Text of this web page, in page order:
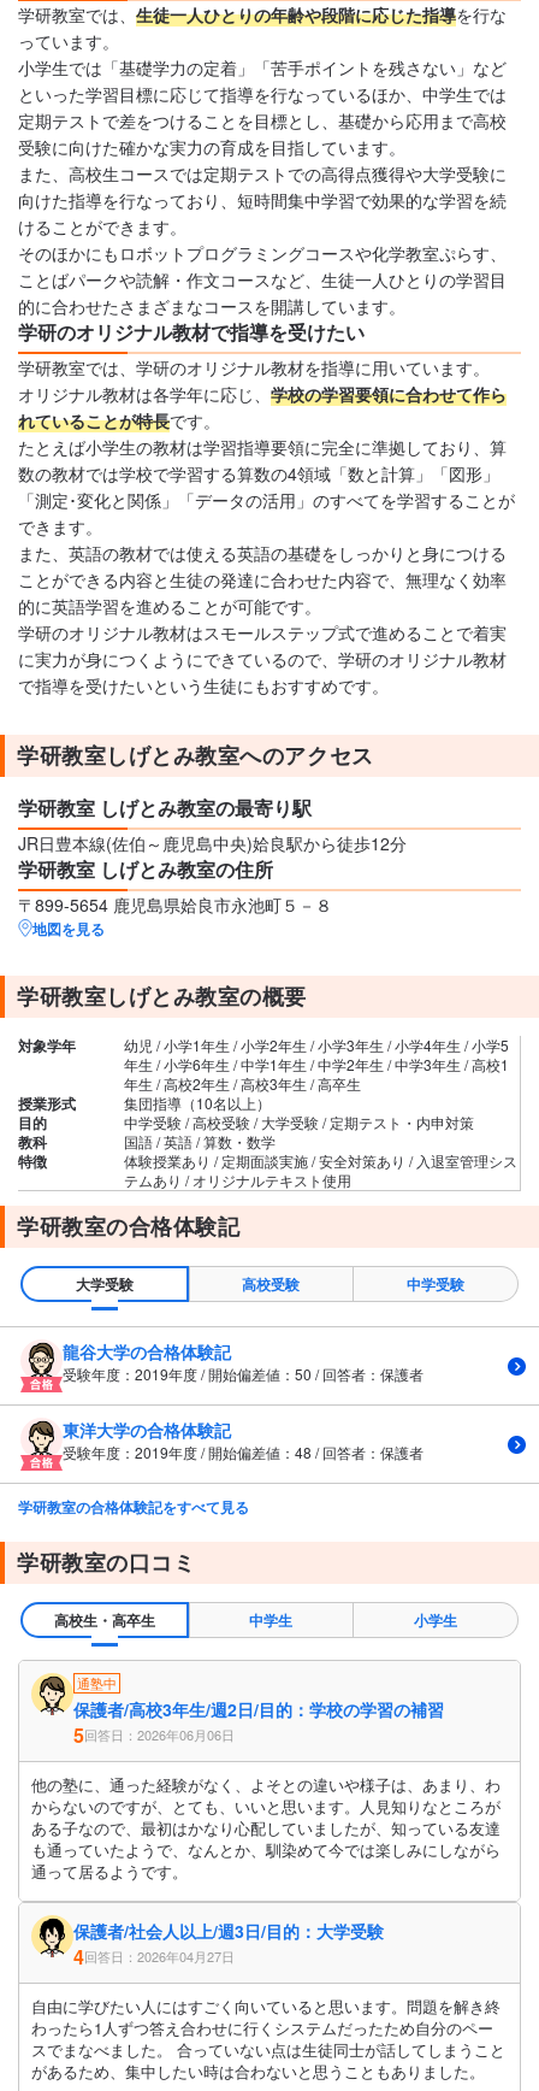
学研教室では、 生徒一人ひとりの年齢や段階に応じた指導を行な
っています。
小学生では「基礎学力の定着」「苦手ポイントを残さない」など
といった学習目標に応じて指導を行なっているほか、中学生では
定期テストで差をつけることを目標とし、基礎から応用まで高校
受験に向けた確かな実力の育成を目指しています。
また、高校生コースでは定期テストでの高得点獲得や大学受験に
向けた指導を行なっており、短時間集中学習で効果的な学習を続
けることができます。
そのほかにもロボットプログラミングコースや化学教室ぷらす、
ことばパークや読解・作文コースなど、生徒一人ひとりの学習目
的に合わせたさまざまなコースを開講しています。
学研のオリジナル教材で指導を受けたい
学研教室では、学研のオリジナル教材を指導に用いています。
オリジナル教材は各学年に応じ、 学校の学習要領に合わせて作ら
れていることが特長です。
たとえば小学生の教材は学習指導要領に完全に準拠しており、算
数の教材では学校で学習する算数の4領域「数と計算」「図形」
「測定･変化と関係」「データの活用」のすべてを学習することが
できます。
また、英語の教材では使える英語の基礎をしっかりと身につける
ことができる内容と生徒の発達に合わせた内容で、無理なく効率
的に英語学習を進めることが可能です。
学研のオリジナル教材はスモールステップ式で進めることで着実
に実力が身につくようにできているので、学研のオリジナル教材
で指導を受けたいという生徒にもおすすめです。
学研教室しげとみ教室へのアクセス
学研教室 しげとみ教室の最寄り駅
JR日豊本線(佐伯～鹿児島中央)姶良駅から徒歩12分
学研教室 しげとみ教室の住所
〒899-5654 鹿児島県姶良市永池町５－８
地図を見る
学研教室しげとみ教室の概要
対象学年
幼児 / 小学1年生 / 小学2年生 / 小学3年生 / 小学4年生 / 小学5
年生 / 小学6年生 / 中学1年生 / 中学2年生 / 中学3年生 / 高校1
年生 / 高校2年生 / 高校3年生 / 高卒生
授業形式 集団指導（10名以上）
目的 中学受験 / 高校受験 / 大学受験 / 定期テスト・内申対策
教科 国語 / 英語 / 算数・数学
特徴
体験授業あり / 定期面談実施 / 安全対策あり / 入退室管理シス
テムあり / オリジナルテキスト使用
学研教室の合格体験記
大学受験 高校受験 中学受験
龍谷大学の合格体験記
受験年度：2019年度 / 開始偏差値：50 / 回答者：保護者
東洋大学の合格体験記
受験年度：2019年度 / 開始偏差値：48 / 回答者：保護者
学研教室の合格体験記をすべて見る
学研教室の口コミ
高校生・高卒生 中学生 小学生
通塾中
保護者/高校3年生/週2日/目的：学校の学習の補習
5回答日：2026年06月06日
他の塾に、通った経験がなく、よそとの違いや様子は、あまり、わ
からないのですが、とても、いいと思います。人見知りなところが
ある子なので、最初はかなり心配していましたが、知っている友達
も通っていたようで、なんとか、馴染めて今では楽しみにしながら
通って居るようです。
保護者/社会人以上/週3日/目的：大学受験
4回答日：2026年04月27日
自由に学びたい人にはすごく向いていると思います。問題を解き終
わったら1人ずつ答え合わせに行くシステムだったため自分のペー
スでまなべました。 合っていない点は生徒同士が話してしまうこと
があるため、集中したい時は合わないと思うこともありました。